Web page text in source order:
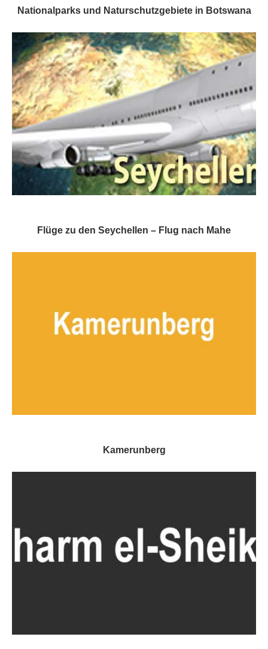
Nationalparks und Naturschutzgebiete in Botswana
Flüge zu den Seychellen – Flug nach Mahe
Kamerunberg